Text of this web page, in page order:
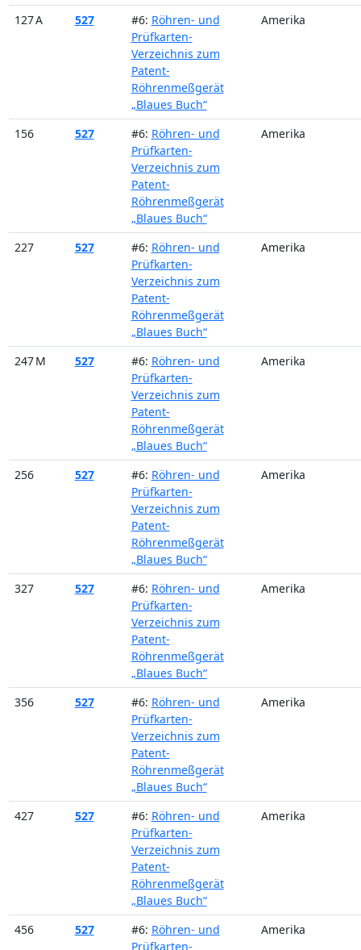
127 A 527 #6: Röhren- und
Prüfkarten-
Verzeichnis zum
Patent-
Röhrenmeßgerät
„Blaues Buch“
Amerika
156 527 #6: Röhren- und
Prüfkarten-
Verzeichnis zum
Patent-
Röhrenmeßgerät
„Blaues Buch“
Amerika
227 527 #6: Röhren- und
Prüfkarten-
Verzeichnis zum
Patent-
Röhrenmeßgerät
„Blaues Buch“
Amerika
247 M 527 #6: Röhren- und
Prüfkarten-
Verzeichnis zum
Patent-
Röhrenmeßgerät
„Blaues Buch“
Amerika
256 527 #6: Röhren- und
Prüfkarten-
Verzeichnis zum
Patent-
Röhrenmeßgerät
„Blaues Buch“
Amerika
327 527 #6: Röhren- und
Prüfkarten-
Verzeichnis zum
Patent-
Röhrenmeßgerät
„Blaues Buch“
Amerika
356 527 #6: Röhren- und
Prüfkarten-
Verzeichnis zum
Patent-
Röhrenmeßgerät
„Blaues Buch“
Amerika
427 527 #6: Röhren- und
Prüfkarten-
Verzeichnis zum
Patent-
Röhrenmeßgerät
„Blaues Buch“
Amerika
456 527 #6: Röhren- und
Prüfkarten-
Amerika